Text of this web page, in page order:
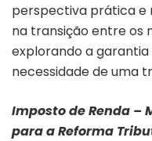
perspectiva prática e
na transição entre os
explorando a
necessidade de uma
Imposto de Renda –
para a Reforma